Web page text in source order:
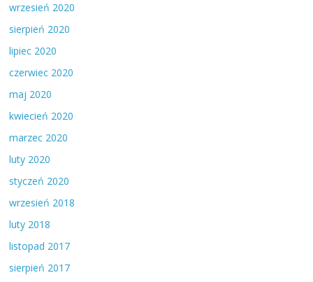
wrzesień 2020
sierpień 2020
lipiec 2020
czerwiec 2020
maj 2020
kwiecień 2020
marzec 2020
luty 2020
styczeń 2020
wrzesień 2018
luty 2018
listopad 2017
sierpień 2017